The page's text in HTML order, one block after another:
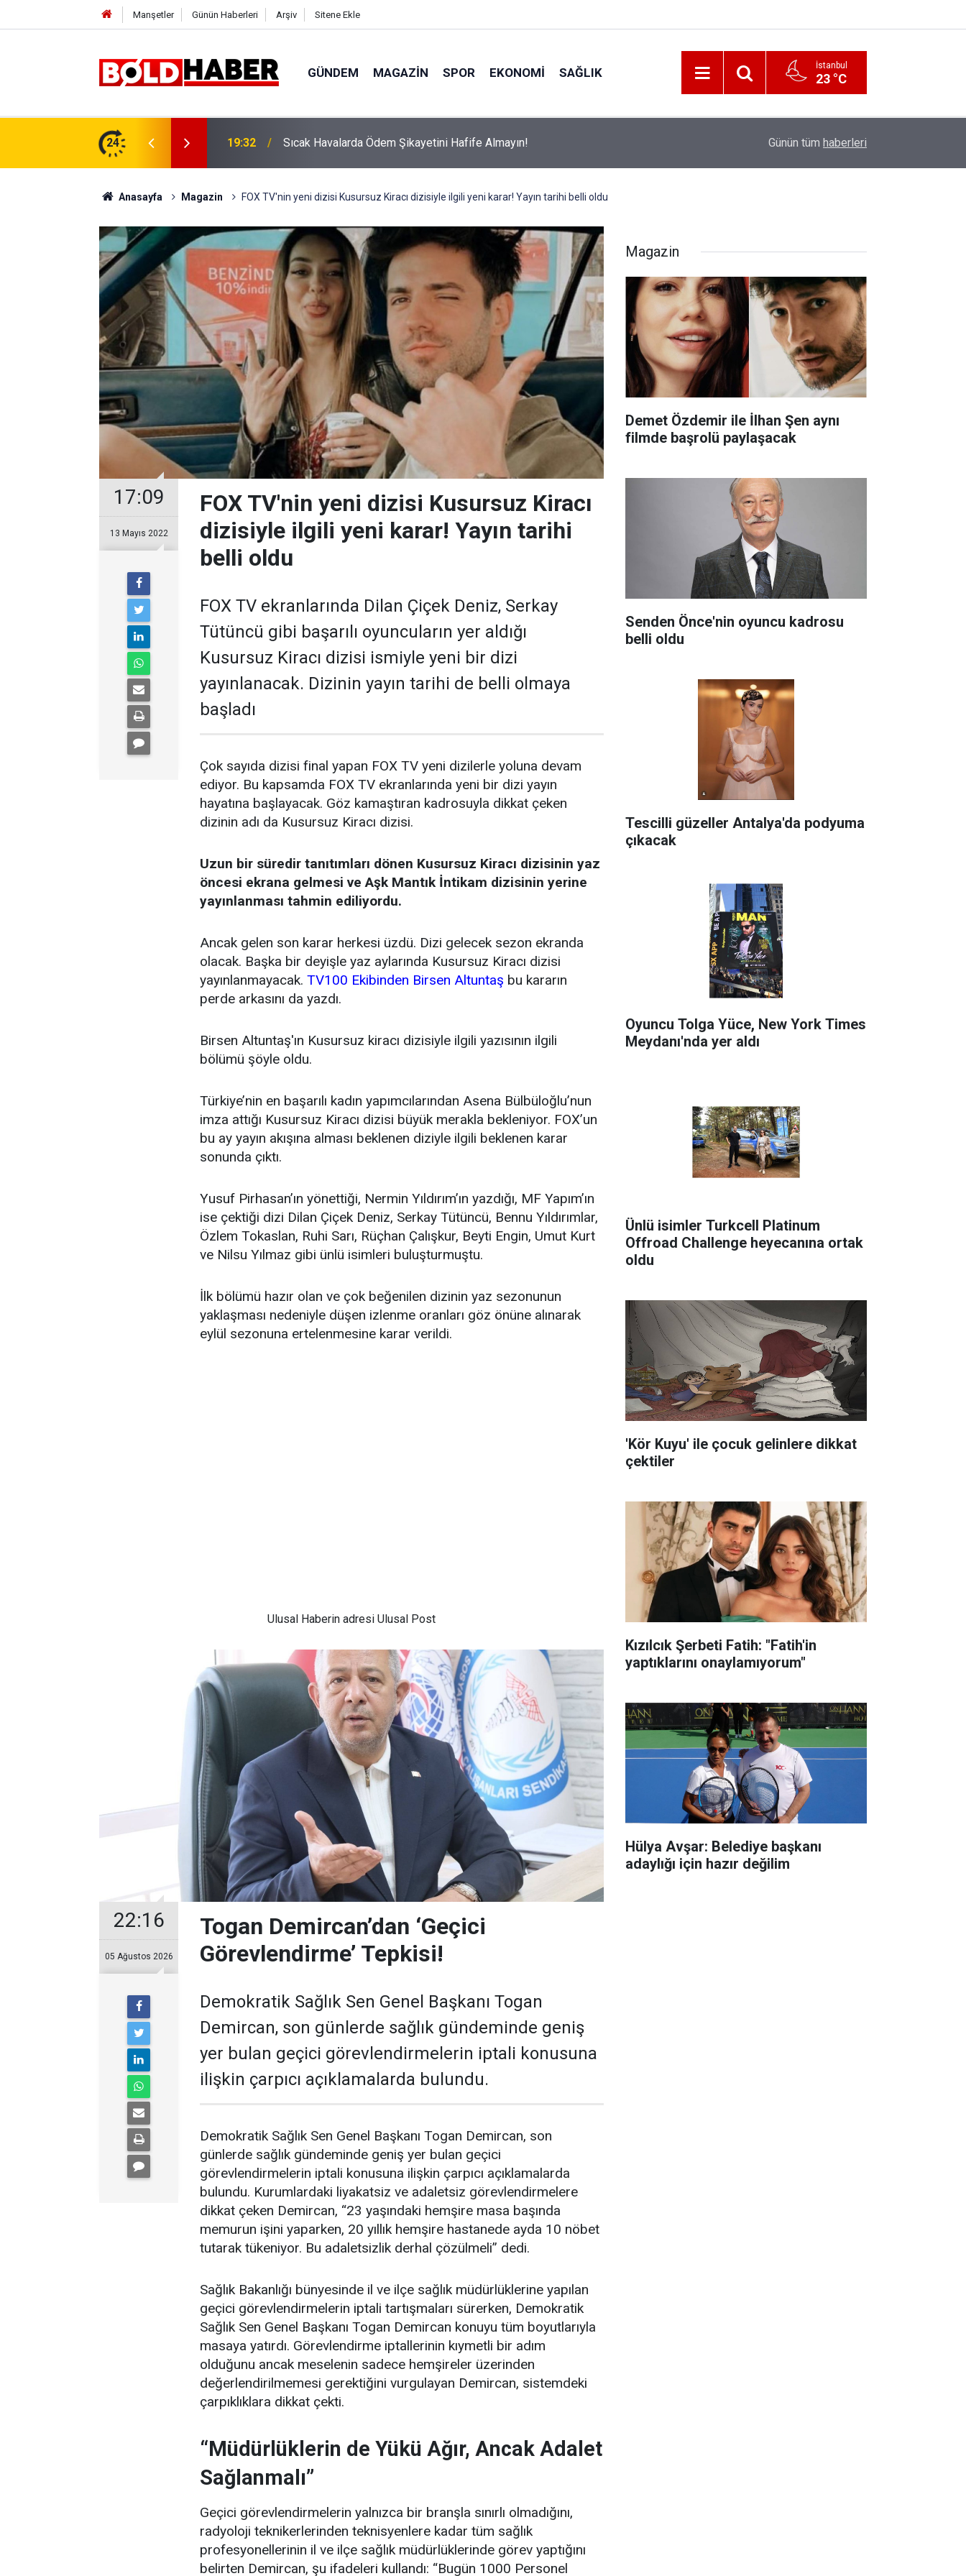
Manşetler Günün Haberleri Arşiv Sitene Ekle
GÜNDEM MAGAZIN SPOR EKONOMI SAĞLIK İstanbul
23 °C
24 19:32 Sıcak Havalarda Ödem Şikayetini Hafife Almayın! İzmir 112’de Kan Donduran İddialar!
Günün tüm haberleri
Anasayfa Magazin FOX TV'nin yeni dizisi Kusursuz Kiracı dizisiyle ilgili yeni karar! Yayın tarihi belli oldu
17:09
13 Mayıs 2022
FOX TV'nin yeni dizisi Kusursuz Kiracı
dizisiyle ilgili yeni karar! Yayın tarihi
belli oldu
FOX TV ekranlarında Dilan Çiçek Deniz, Serkay
Tütüncü gibi başarılı oyuncuların yer aldığı
Kusursuz Kiracı dizisi ismiyle yeni bir dizi
yayınlanacak. Dizinin yayın tarihi de belli olmaya
başladı
Çok sayıda dizisi final yapan FOX TV yeni dizilerle yoluna devam
ediyor. Bu kapsamda FOX TV ekranlarında yeni bir dizi yayın
hayatına başlayacak. Göz kamaştıran kadrosuyla dikkat çeken
dizinin adı da Kusursuz Kiracı dizisi.
Uzun bir süredir tanıtımları dönen Kusursuz Kiracı dizisinin yaz
öncesi ekrana gelmesi ve Aşk Mantık İntikam dizisinin yerine
yayınlanması tahmin ediliyordu.
Ancak gelen son karar herkesi üzdü. Dizi gelecek sezon ekranda
olacak. Başka bir deyişle yaz aylarında Kusursuz Kiracı dizisi
yayınlanmayacak. TV100 Ekibinden Birsen Altuntaş bu kararın
perde arkasını da yazdı.
Birsen Altuntaş'ın Kusursuz kiracı dizisiyle ilgili yazısının ilgili
bölümü şöyle oldu.
Türkiye’nin en başarılı kadın yapımcılarından Asena Bülbüloğlu’nun
imza attığı Kusursuz Kiracı dizisi büyük merakla bekleniyor. FOX’un
bu ay yayın akışına alması beklenen diziyle ilgili beklenen karar
sonunda çıktı.
Yusuf Pirhasan’ın yönettiği, Nermin Yıldırım’ın yazdığı, MF Yapım’ın
ise çektiği dizi Dilan Çiçek Deniz, Serkay Tütüncü, Bennu Yıldırımlar,
Özlem Tokaslan, Ruhi Sarı, Rüçhan Çalışkur, Beyti Engin, Umut Kurt
ve Nilsu Yılmaz gibi ünlü isimleri buluşturmuştu.
İlk bölümü hazır olan ve çok beğenilen dizinin yaz sezonunun
yaklaşması nedeniyle düşen izlenme oranları göz önüne alınarak
eylül sezonuna ertelenmesine karar verildi.
Ulusal Haberin adresi Ulusal Post
22:16
05 Ağustos 2026
Togan Demircan’dan ‘Geçici
Görevlendirme’ Tepkisi!
Demokratik Sağlık Sen Genel Başkanı Togan
Demircan, son günlerde sağlık gündeminde geniş
yer bulan geçici görevlendirmelerin iptali konusuna
ilişkin çarpıcı açıklamalarda bulundu.
Demokratik Sağlık Sen Genel Başkanı Togan Demircan, son
günlerde sağlık gündeminde geniş yer bulan geçici
görevlendirmelerin iptali konusuna ilişkin çarpıcı açıklamalarda
bulundu. Kurumlardaki liyakatsiz ve adaletsiz görevlendirmelere
dikkat çeken Demircan, “23 yaşındaki hemşire masa başında
memurun işini yaparken, 20 yıllık hemşire hastanede ayda 10 nöbet
tutarak tükeniyor. Bu adaletsizlik derhal çözülmeli” dedi.
Sağlık Bakanlığı bünyesinde il ve ilçe sağlık müdürlüklerine yapılan
geçici görevlendirmelerin iptali tartışmaları sürerken, Demokratik
Sağlık Sen Genel Başkanı Togan Demircan konuyu tüm boyutlarıyla
masaya yatırdı. Görevlendirme iptallerinin kıymetli bir adım
olduğunu ancak meselenin sadece hemşireler üzerinden
değerlendirilmemesi gerektiğini vurgulayan Demircan, sistemdeki
çarpıklıklara dikkat çekti.
“Müdürlüklerin de Yükü Ağır, Ancak Adalet
Sağlanmalı”
Geçici görevlendirmelerin yalnızca bir branşla sınırlı olmadığını,
radyoloji teknikerlerinden teknisyenlere kadar tüm sağlık
profesyonellerinin il ve ilçe sağlık müdürlüklerinde görev yaptığını
belirten Demircan, şu ifadeleri kullandı: “Bugün 1000 Personel
Magazin
Demet Özdemir ile İlhan Şen aynı
filmde başrolü paylaşacak
Senden Önce'nin oyuncu kadrosu
belli oldu
Tescilli güzeller Antalya'da podyuma
çıkacak
Oyuncu Tolga Yüce, New York Times
Meydanı'nda yer aldı
Ünlü isimler Turkcell Platinum
Offroad Challenge heyecanına ortak
oldu
'Kör Kuyu' ile çocuk gelinlere dikkat
çektiler
Kızılcık Şerbeti Fatih: "Fatih'in
yaptıklarını onaylamıyorum"
Hülya Avşar: Belediye başkanı
adaylığı için hazır değilim